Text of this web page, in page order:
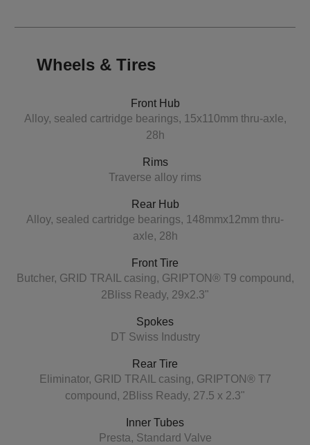
Wheels & Tires
Front Hub
Alloy, sealed cartridge bearings, 15x110mm thru-axle,
28h
Rims
Traverse alloy rims
Rear Hub
Alloy, sealed cartridge bearings, 148mmx12mm thru-
axle, 28h
Front Tire
Butcher, GRID TRAIL casing, GRIPTON® T9 compound,
2Bliss Ready, 29x2.3"
Spokes
DT Swiss Industry
Rear Tire
Eliminator, GRID TRAIL casing, GRIPTON® T7
compound, 2Bliss Ready, 27.5 x 2.3"
Inner Tubes
Presta, Standard Valve